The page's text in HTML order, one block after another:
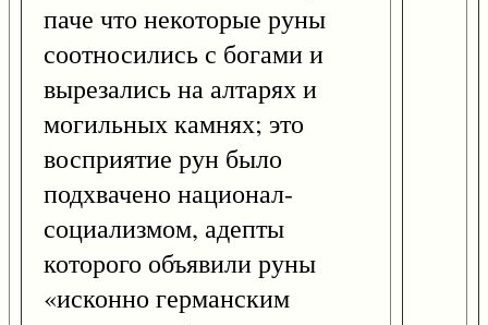
паче что некоторые руны
соотносились с богами и
вырезались на алтарях и
могильных камнях; это
восприятие рун было
подхвачено национал-
социализмом, адепты
которого объявили руны
«исконно германским